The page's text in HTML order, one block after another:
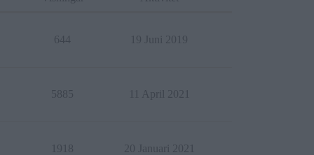
644 19 Juni 2019
5885 11 April 2021
1918 20 Januari 2021